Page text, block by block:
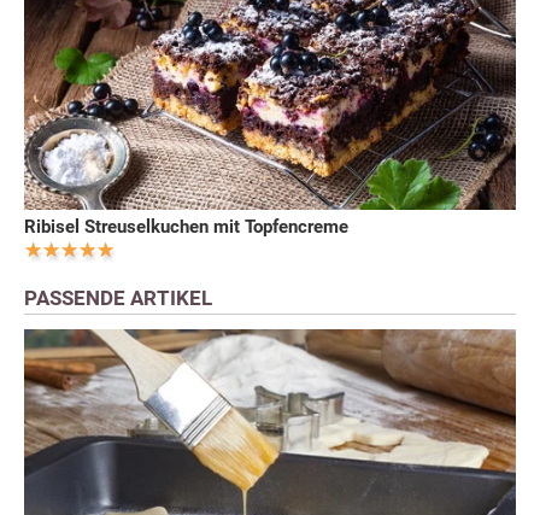
Ribisel Streuselkuchen mit Topfencreme
PASSENDE ARTIKEL